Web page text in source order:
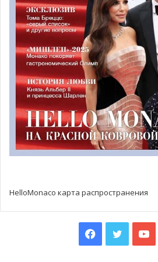
Другой положительной
новых покупателей, в
Artcurial констатировал 44%
искусства, каждый четвертый из
Ещё одной заслугой
год подряд становится «самая
во Франции. На этот раз с
ретромобиль Ferrari 335 S Spider
отныне самым дорогим
мире.
HelloMonaco карта распространения
Facebook
Twitter